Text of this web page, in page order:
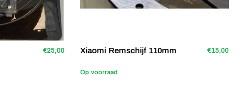
€25,00 Xiaomi Remschijf 110mm €15,00
Op voorraad